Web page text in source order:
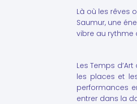
Là où les rêves
Saumur, une
vibre au rythme
Les Temps
les places et
performances
entrer dans la